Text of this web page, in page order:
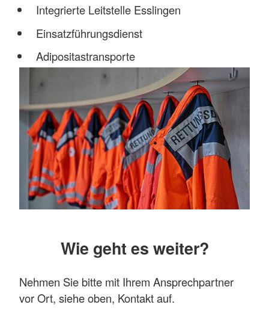
Integrierte Leitstelle Esslingen
Einsatzführungsdienst
Adipositastransporte
Wie geht es weiter?
Nehmen Sie bitte mit Ihrem Ansprechpartner
vor Ort, siehe oben, Kontakt auf.